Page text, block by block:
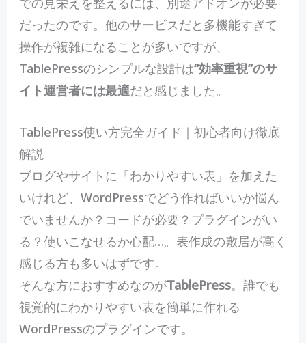
だったのです。他のサービスだと多機能すぎて
操作が複雑になることが多いですが、
TablePressのシンプルな設計は“効率重視”のサ
イト運営者には最適だと感じました。
TablePress使い方完全ガイド｜初心者向け徹底
解説
ブログやサイトに「わかりやすい表」を加えた
いけれど、WordPressでどう作ればいいか悩ん
でいませんか？コードが必要？プラグインがい
る？使いこなせるか心配…。表作成の敷居が高く
感じる方も多いはずです。
そんな方におすすめなのがTablePress。誰でも
視覚的にわかりやすい表を簡単に作れる
WordPressのプラグインです。